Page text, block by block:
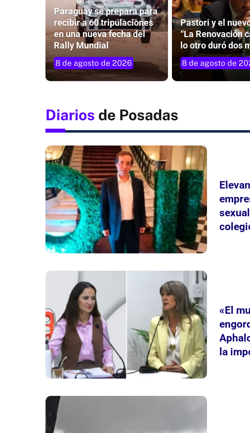
Paraguay se prepara para
recibir a 60 tripulaciones
en una nueva fecha del
Rally Mundial
8 de agosto de 2026
Pastori y el
“La Renovación
lo otro duró dos
8 de agosto de
Diarios de Posadas
«El
la
Charla abierta para abordar el origen del